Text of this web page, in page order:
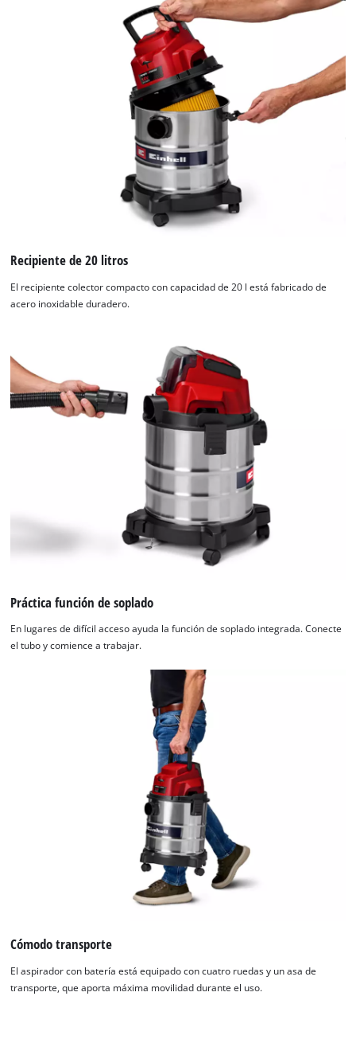
¡Necesitamos su consentimiento para
cargar el servicio Google Maps!
This content is not permitted to load due
to trackers that are not disclosed to the
visitor. The website owner needs to setup
Powered by
Usercentrics Consent
Management Platform
Recipiente de 20 litros
El recipiente colector compacto con capacidad de 20 l está fabricado de
acero inoxidable duradero.
Práctica función de soplado
En lugares de difícil acceso ayuda la función de soplado integrada. Conecte
el tubo y comience a trabajar.
Cómodo transporte
El aspirador con batería está equipado con cuatro ruedas y un asa de
transporte, que aporta máxima movilidad durante el uso.